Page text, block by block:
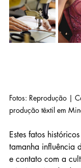
Fotos: Reprodução |
produção têxtil em
Estes fatos
tamanha influência
e contato com a